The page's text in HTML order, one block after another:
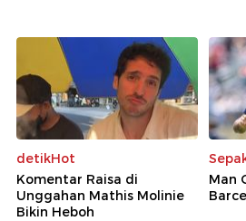
detikHot
Komentar Raisa di
Unggahan Mathis Molinie
Bikin Heboh
Man